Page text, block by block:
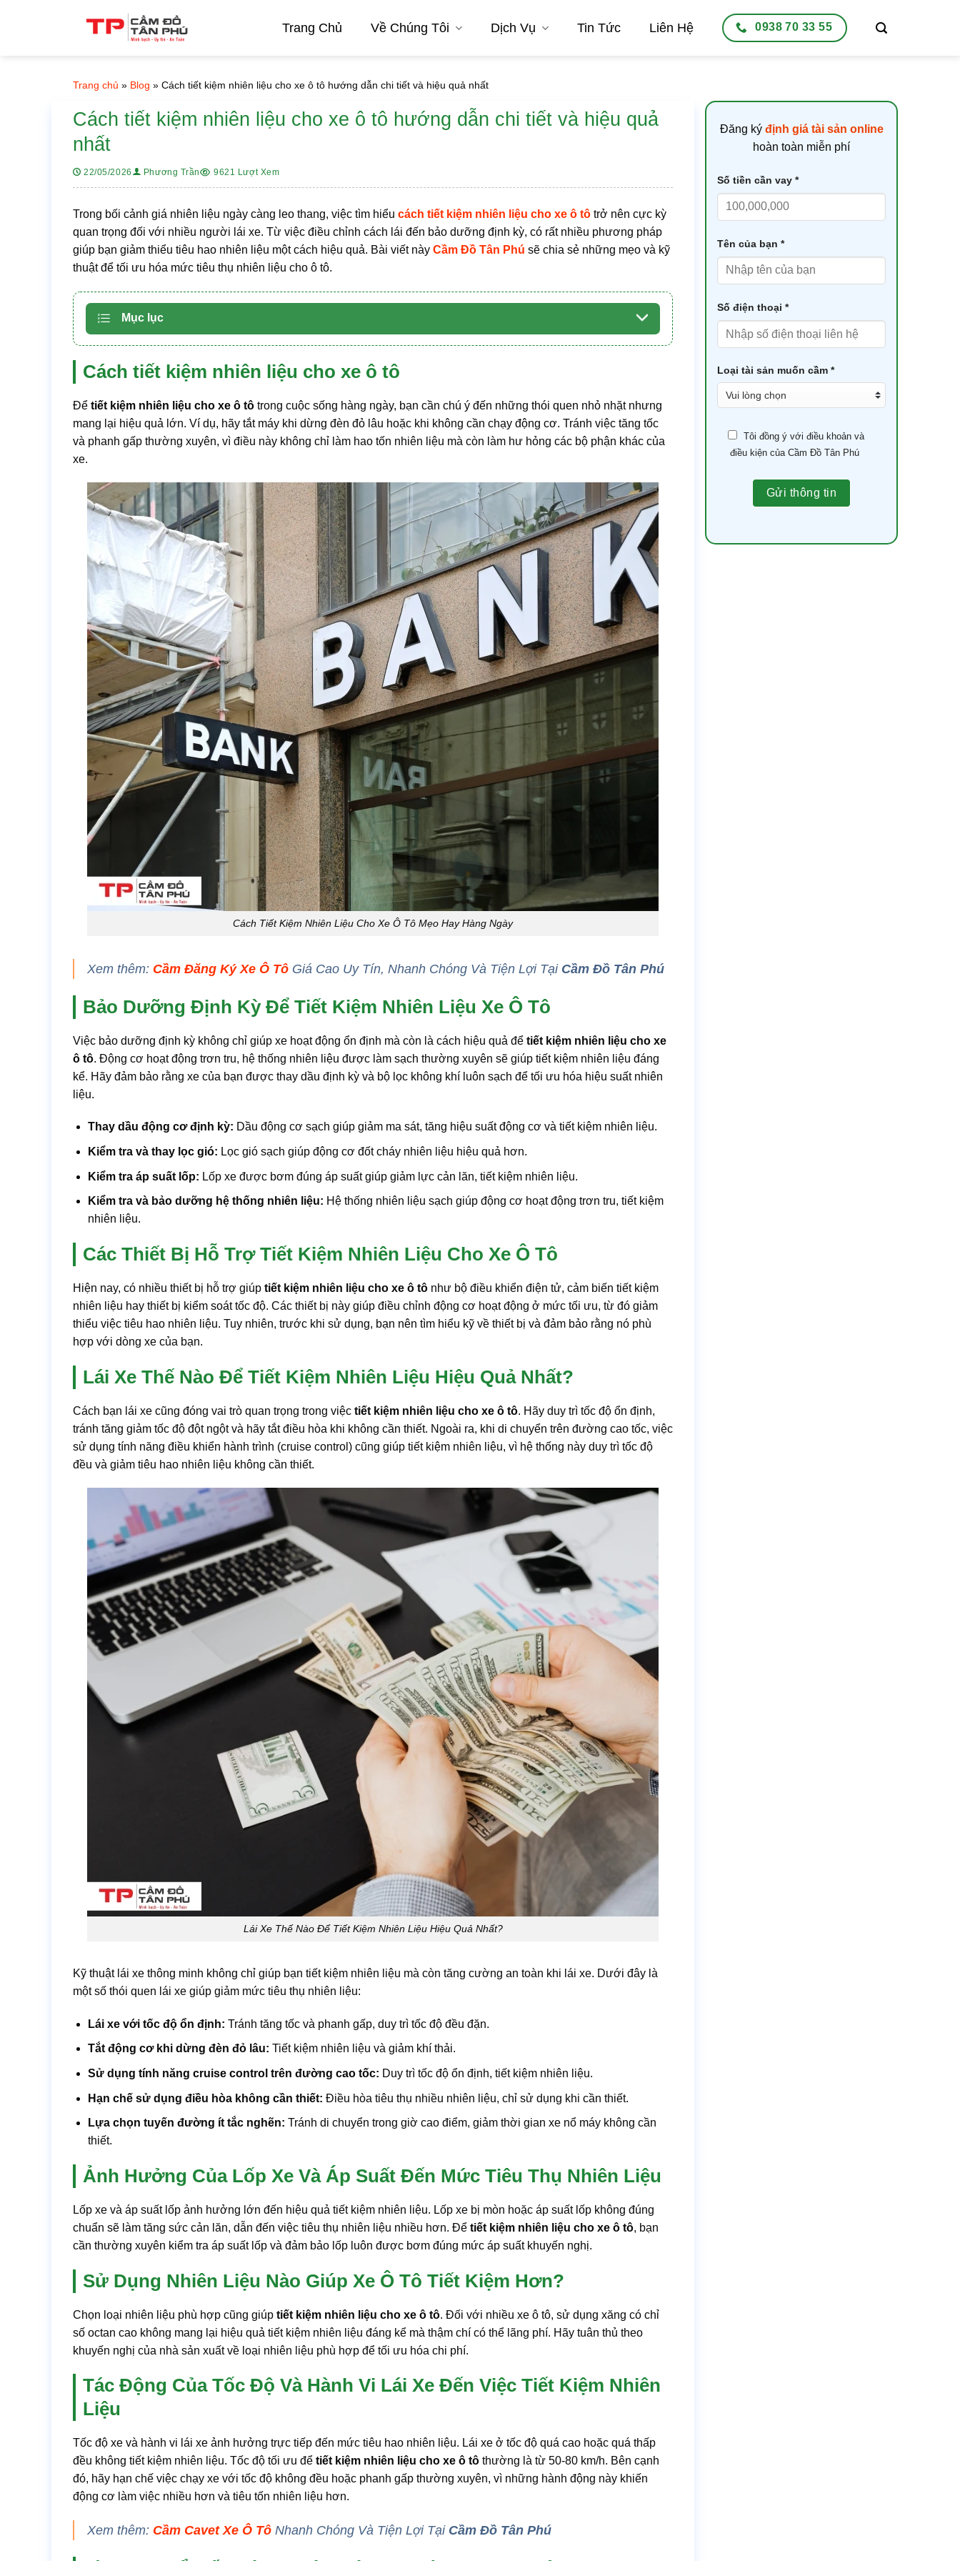
Trang Chủ Về Chúng Tôi Dịch Vụ Tin Tức Liên Hệ 0938 70 33 55
Trang chủ » Blog » Cách tiết kiệm nhiên liệu cho xe ô tô hướng dẫn chi tiết và hiệu quả nhất
Cách tiết kiệm nhiên liệu cho xe ô tô hướng dẫn chi tiết và hiệu quả
nhất
22/05/2026 Phương Trần 9621 Lượt Xem
Trong bối cảnh giá nhiên liệu ngày càng leo thang, việc tìm hiểu cách tiết kiệm nhiên liệu cho xe ô tô trở nên cực kỳ
quan trọng đối với nhiều người lái xe. Từ việc điều chỉnh cách lái đến bảo dưỡng định kỳ, có rất nhiều phương pháp
giúp bạn giảm thiểu tiêu hao nhiên liệu một cách hiệu quả. Bài viết này Cầm Đồ Tân Phú sẽ chia sẻ những mẹo và kỹ
thuật để tối ưu hóa mức tiêu thụ nhiên liệu cho ô tô.
Mục lục
Cách tiết kiệm nhiên liệu cho xe ô tô
Để tiết kiệm nhiên liệu cho xe ô tô trong cuộc sống hàng ngày, bạn cần chú ý đến những thói quen nhỏ nhặt nhưng
mang lại hiệu quả lớn. Ví dụ, hãy tắt máy khi dừng đèn đỏ lâu hoặc khi không cần chạy động cơ. Tránh việc tăng tốc
và phanh gấp thường xuyên, vì điều này không chỉ làm hao tốn nhiên liệu mà còn làm hư hỏng các bộ phận khác của
xe.
Cách Tiết Kiệm Nhiên Liệu Cho Xe Ô Tô Mẹo Hay Hàng Ngày
Xem thêm: Cầm Đăng Ký Xe Ô TôGiá Cao Uy Tín, Nhanh Chóng Và Tiện Lợi Tại Cầm Đồ Tân Phú
Bảo Dưỡng Định Kỳ Để Tiết Kiệm Nhiên Liệu Xe Ô Tô
Việc bảo dưỡng định kỳ không chỉ giúp xe hoạt động ổn định mà còn là cách hiệu quả để tiết kiệm nhiên liệu cho xe
ô tô. Động cơ hoạt động trơn tru, hệ thống nhiên liệu được làm sạch thường xuyên sẽ giúp tiết kiệm nhiên liệu đáng
kể. Hãy đảm bảo rằng xe của bạn được thay dầu định kỳ và bộ lọc không khí luôn sạch để tối ưu hóa hiệu suất nhiên
liệu.
Thay dầu động cơ định kỳ: Dầu động cơ sạch giúp giảm ma sát, tăng hiệu suất động cơ và tiết kiệm nhiên liệu.
Kiểm tra và thay lọc gió: Lọc gió sạch giúp động cơ đốt cháy nhiên liệu hiệu quả hơn.
Kiểm tra áp suất lốp: Lốp xe được bơm đúng áp suất giúp giảm lực cản lăn, tiết kiệm nhiên liệu.
Kiểm tra và bảo dưỡng hệ thống nhiên liệu: Hệ thống nhiên liệu sạch giúp động cơ hoạt động trơn tru, tiết kiệm
nhiên liệu.
Các Thiết Bị Hỗ Trợ Tiết Kiệm Nhiên Liệu Cho Xe Ô Tô
Hiện nay, có nhiều thiết bị hỗ trợ giúp tiết kiệm nhiên liệu cho xe ô tô như bộ điều khiển điện tử, cảm biến tiết kiệm
nhiên liệu hay thiết bị kiểm soát tốc độ. Các thiết bị này giúp điều chỉnh động cơ hoạt động ở mức tối ưu, từ đó giảm
thiểu việc tiêu hao nhiên liệu. Tuy nhiên, trước khi sử dụng, bạn nên tìm hiểu kỹ về thiết bị và đảm bảo rằng nó phù
hợp với dòng xe của bạn.
Lái Xe Thế Nào Để Tiết Kiệm Nhiên Liệu Hiệu Quả Nhất?
Cách bạn lái xe cũng đóng vai trò quan trọng trong việc tiết kiệm nhiên liệu cho xe ô tô. Hãy duy trì tốc độ ổn định,
tránh tăng giảm tốc độ đột ngột và hãy tắt điều hòa khi không cần thiết. Ngoài ra, khi di chuyển trên đường cao tốc, việc
sử dụng tính năng điều khiển hành trình (cruise control) cũng giúp tiết kiệm nhiên liệu, vì hệ thống này duy trì tốc độ
đều và giảm tiêu hao nhiên liệu không cần thiết.
Lái Xe Thế Nào Để Tiết Kiệm Nhiên Liệu Hiệu Quả Nhất?
Kỹ thuật lái xe thông minh không chỉ giúp bạn tiết kiệm nhiên liệu mà còn tăng cường an toàn khi lái xe. Dưới đây là
một số thói quen lái xe giúp giảm mức tiêu thụ nhiên liệu:
Lái xe với tốc độ ổn định: Tránh tăng tốc và phanh gấp, duy trì tốc độ đều đặn.
Tắt động cơ khi dừng đèn đỏ lâu: Tiết kiệm nhiên liệu và giảm khí thải.
Sử dụng tính năng cruise control trên đường cao tốc: Duy trì tốc độ ổn định, tiết kiệm nhiên liệu.
Hạn chế sử dụng điều hòa không cần thiết: Điều hòa tiêu thụ nhiều nhiên liệu, chỉ sử dụng khi cần thiết.
Lựa chọn tuyến đường ít tắc nghẽn: Tránh di chuyển trong giờ cao điểm, giảm thời gian xe nổ máy không cần
thiết.
Ảnh Hưởng Của Lốp Xe Và Áp Suất Đến Mức Tiêu Thụ Nhiên Liệu
Lốp xe và áp suất lốp ảnh hưởng lớn đến hiệu quả tiết kiệm nhiên liệu. Lốp xe bị mòn hoặc áp suất lốp không đúng
chuẩn sẽ làm tăng sức cản lăn, dẫn đến việc tiêu thụ nhiên liệu nhiều hơn. Để tiết kiệm nhiên liệu cho xe ô tô, bạn
cần thường xuyên kiểm tra áp suất lốp và đảm bảo lốp luôn được bơm đúng mức áp suất khuyến nghị.
Sử Dụng Nhiên Liệu Nào Giúp Xe Ô Tô Tiết Kiệm Hơn?
Chọn loại nhiên liệu phù hợp cũng giúp tiết kiệm nhiên liệu cho xe ô tô. Đối với nhiều xe ô tô, sử dụng xăng có chỉ
số octan cao không mang lại hiệu quả tiết kiệm nhiên liệu đáng kể mà thậm chí có thể lãng phí. Hãy tuân thủ theo
khuyến nghị của nhà sản xuất về loại nhiên liệu phù hợp để tối ưu hóa chi phí.
Tác Động Của Tốc Độ Và Hành Vi Lái Xe Đến Việc Tiết Kiệm Nhiên
Liệu
Tốc độ xe và hành vi lái xe ảnh hưởng trực tiếp đến mức tiêu hao nhiên liệu. Lái xe ở tốc độ quá cao hoặc quá thấp
đều không tiết kiệm nhiên liệu. Tốc độ tối ưu để tiết kiệm nhiên liệu cho xe ô tô thường là từ 50-80 km/h. Bên cạnh
đó, hãy hạn chế việc chạy xe với tốc độ không đều hoặc phanh gấp thường xuyên, vì những hành động này khiến
động cơ làm việc nhiều hơn và tiêu tốn nhiên liệu hơn.
Xem thêm: Cầm Cavet Xe Ô TôNhanh Chóng Và Tiện Lợi Tại Cầm Đồ Tân Phú
Đăng ký định giá tài sản online
hoàn toàn miễn phí
Số tiền cần vay *
Tên của bạn *
Số điện thoại *
Loại tài sản muốn cầm *
Tôi đồng ý với điều khoản và
điều kiện của Cầm Đồ Tân Phú